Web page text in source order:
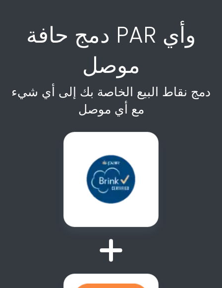
دمج حافة PAR وأي
موصل
دمج نقاط البيع الخاصة بك إلى أي شيء
مع أي موصل